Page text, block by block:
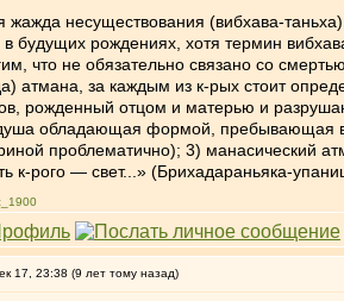
жажда несуществования (вибхава-
в будущих рождениях, хотя термин
что не обязательно связано со
атмана, за каждым из к-рых стоит
рожденный отцом и матерью и
обладающая формой, пребывающая
проблематично); 3)
к-рого — свет...» (Брихадараньяка-
17, 23:38 (9 лет тому назад)